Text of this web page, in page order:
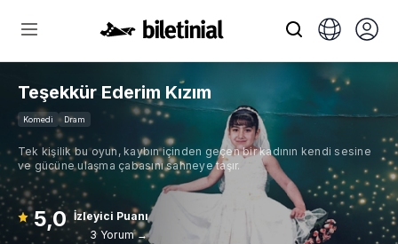
Teşekkür Ederim Kızım
Komedi Dram
Tek kişilik bu oyun, kaybın içinden geçen bir kadının kendi sesine
ve gücüne ulaşma çabasını sahneye taşır.
5,0 İzleyici Puanı
3 Yorum →